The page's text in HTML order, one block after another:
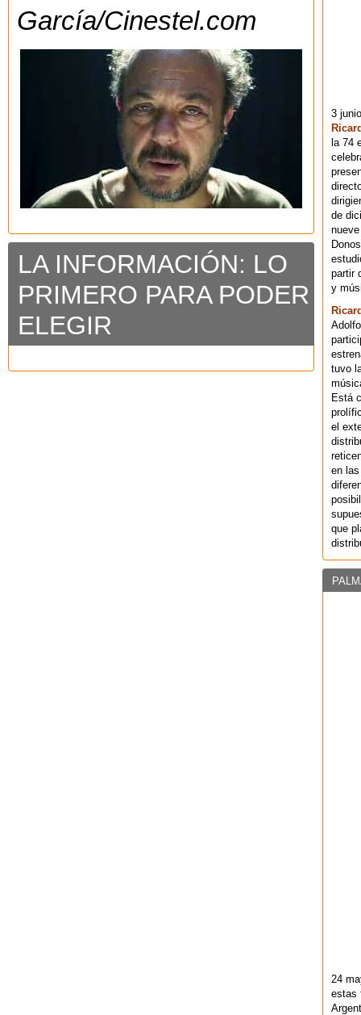
García/Cinestel.com
LA INFORMACIÓN: LO
PRIMERO PARA PODER
ELEGIR
3
la 74
de
partir
y
tuvo
Está
el
en
que
24
estas